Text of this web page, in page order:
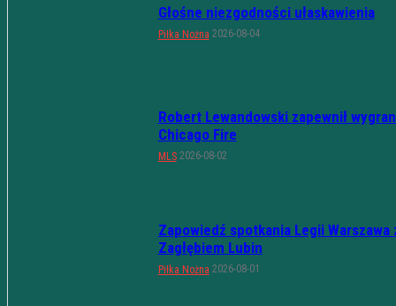
Głośne niezgodności ułaskawienia
Piłka Nożna 2026-08-04
Robert Lewandowski zapewnił
Chicago Fire
MLS 2026-08-02
Zapowiedź spotkania Legii Warszawa
Zagłębiem Lubin
Piłka Nożna 2026-08-01